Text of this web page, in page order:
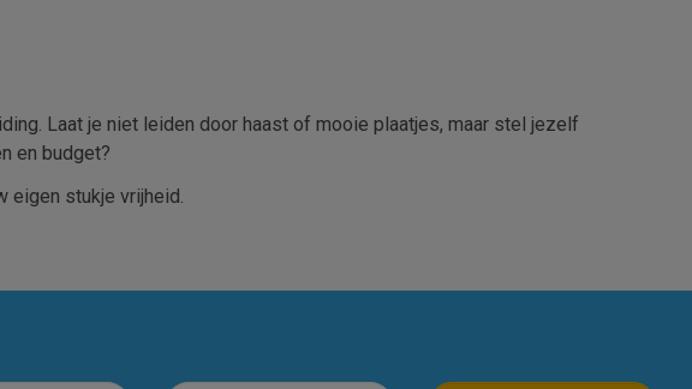
Laat je niet leiden door haast of mooie plaatjes, maar stel jezelf
en budget?
eigen stukje vrijheid.